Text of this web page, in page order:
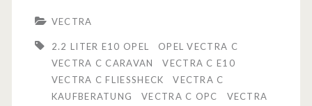
VECTRA
2.2 LITER E10 OPEL
OPEL VECTRA C
VECTRA C CARAVAN
VECTRA C E10
VECTRA C FLIESSHECK
VECTRA C
KAUFBERATUNG
VECTRA C OPC
VECTRA